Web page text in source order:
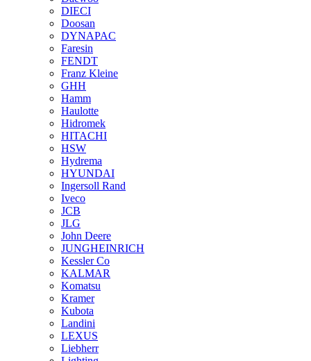
DIECI
Doosan
DYNAPAC
Faresin
FENDT
Franz Kleine
GHH
Hamm
Haulotte
Hidromek
HITACHI
HSW
Hydrema
HYUNDAI
Ingersoll Rand
Iveco
JCB
JLG
John Deere
JUNGHEINRICH
Kessler Co
KALMAR
Komatsu
Kramer
Kubota
Landini
LEXUS
Liebherr